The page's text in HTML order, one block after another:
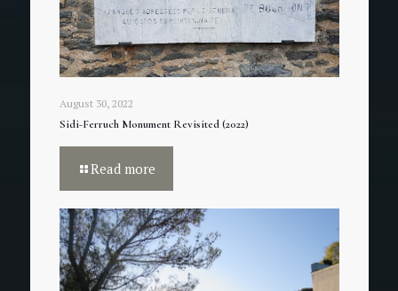
August 30, 2022
Sidi-Ferruch Monument Revisited (2022)
Read more